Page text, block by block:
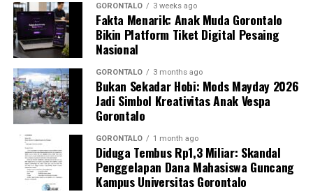
“Kami mengapresiasi keberanian warga yang
melaporkan aktivitas ilegal ini. Partisipasi aktif
masyarakat sangat krusial dalam menjaga kondusivitas
keamanan serta kelestarian ekosistem lingkungan di
Kabupaten Pohuwato,” tambah IPTU Renly.
Polres Pohuwato mengimbau seluruh elemen
masyarakat agar tidak tergiur terlibat dalam aktivitas
pertambangan ilegal dan segera melapor ke pihak
berwajib apabila menemukan indikasi kegiatan PETI di
wilayahnya.
GORONTALO 3 weeks ago
Fakta Menarik: Anak Muda Gorontalo
Bikin Platform Tiket Digital Pesaing
Nasional
GORONTALO 3 months ago
Bukan Sekadar Hobi: Mods Mayday 2026
Jadi Simbol Kreativitas Anak Vespa
Gorontalo
GORONTALO 1 month ago
Diduga Tembus Rp1,3 Miliar: Skandal
Penggelapan Dana Mahasiswa Guncang
Kampus Universitas Gorontalo